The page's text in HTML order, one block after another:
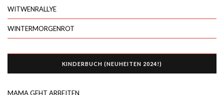
WITWENRALLYE
WINTERMORGENROT
KINDERBUCH (NEUHEITEN 2024!)
MAMA GEHT ARBEITEN